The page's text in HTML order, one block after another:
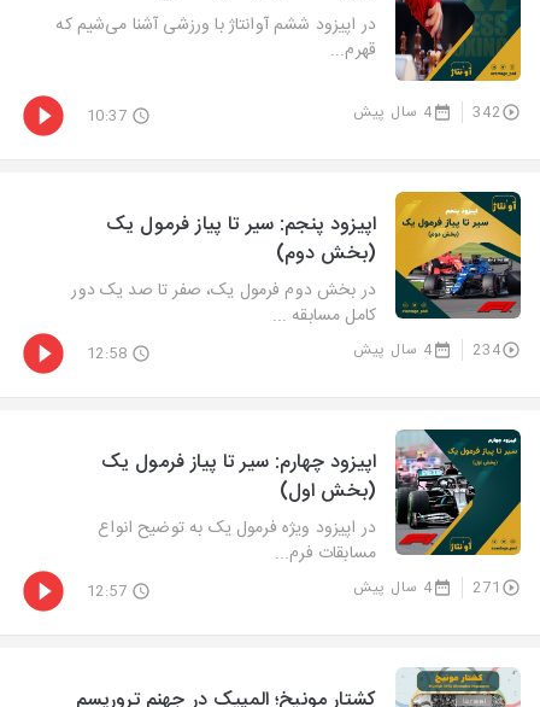
در اپیزود ششم آوانتاژ با ورزشی آشنا می‌شیم که
قهرم...
342 4 سال پیش 10:37
اپیزود پنجم: سیر تا پیاز فرمول یک
(بخش دوم)
در بخش دوم فرمول یک، صفر تا صد یک دور
کامل مسابقه ...
234 4 سال پیش 12:58
اپیزود چهارم: سیر تا پیاز فرمول یک
(بخش اول)
در اپیزود ویژه فرمول یک به توضیح انواع
مسابقات فرم...
271 4 سال پیش 12:57
کشتار مونیخ؛ المپیک در جهنم تروریسم